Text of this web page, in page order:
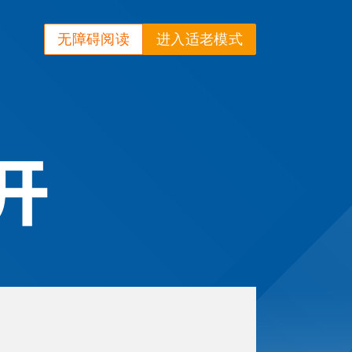
进入适老模式
无障碍阅读